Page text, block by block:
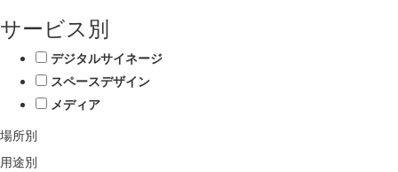
サービス別
デジタルサイネージ
スペースデザイン
メディア
場所別
用途別